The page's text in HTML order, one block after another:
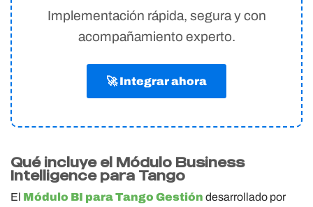
Implementación rápida, segura y con
acompañamiento experto.
🚀 Integrar ahora
Qué incluye el Módulo Business
Intelligence para Tango
El Módulo BI para Tango Gestión desarrollado por